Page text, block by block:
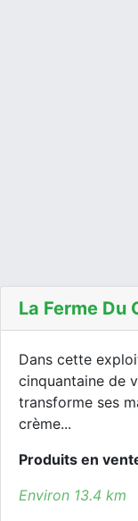
La Ferme Du
Dans cette
cinquantaine de
transforme ses
crème...
Produits en
Environ 13.4 km